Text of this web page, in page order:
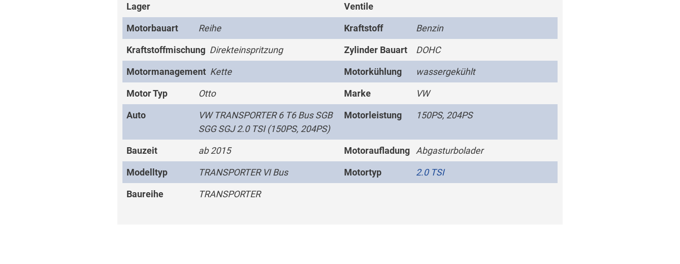
Lager
Ventile
Motorbauart Reihe Kraftstoff Benzin
Kraftstoffmischung Direkteinspritzung Zylinder Bauart DOHC
Motormanagement Kette Motorkühlung wassergekühlt
Motor Typ Otto Marke VW
Auto
VW TRANSPORTER 6 T6 Bus SGB
SGG SGJ 2.0 TSI (150PS, 204PS)
Motorleistung 150PS, 204PS
Bauzeit ab 2015 Motoraufladung Abgasturbolader
Modelltyp TRANSPORTER VI Bus Motortyp 2.0 TSI
Baureihe TRANSPORTER